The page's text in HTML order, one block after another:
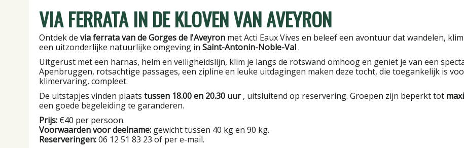
VIA FERRATA IN DE KLOVEN VAN AVEYRON
Ontdek de via ferrata van de Gorges de l'Aveyron met Acti Eaux Vives en beleef een avontuur dat wandelen,
een uitzonderlijke natuurlijke omgeving in Saint-Antonin-Noble-Val.
Uitgerust met een harnas, helm en veiligheidslijn, klim je langs de rotswand omhoog en geniet je van een
Apenbruggen, rotsachtige passages, een zipline en leuke uitdagingen maken deze tocht, die toegankelijk is
klimervaring, compleet.
De uitstapjes vinden plaats tussen 18.00 en 20.30 uur, uitsluitend op reservering. Groepen zijn beperkt tot
een goede begeleiding te garanderen.
Prijs: €40 per persoon.
Voorwaarden voor deelname: gewicht tussen 40 kg en 90 kg.
Reserveringen:06 12 51 83 23 of per e-mail.